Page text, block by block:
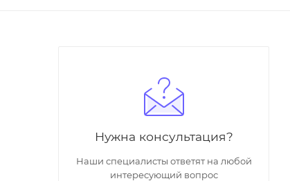
Нужна консультация?
Наши специалисты ответят на любой
интересующий вопрос